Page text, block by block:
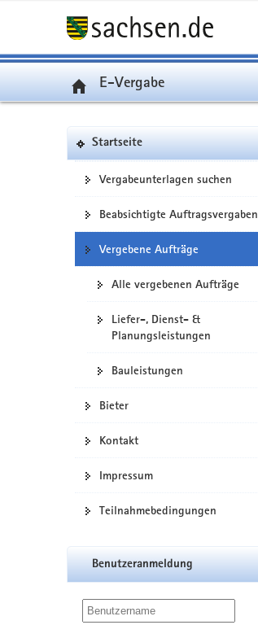
E-Vergabe
Startseite
Vergabeunterlagen suchen
Beabsichtigte Auftragsvergaben
Vergebene Aufträge
Alle vergebenen Aufträge
Liefer-, Dienst- &
Planungsleistungen
Bauleistungen
Bieter
Kontakt
Impressum
Teilnahmebedingungen
Benutzeranmeldung